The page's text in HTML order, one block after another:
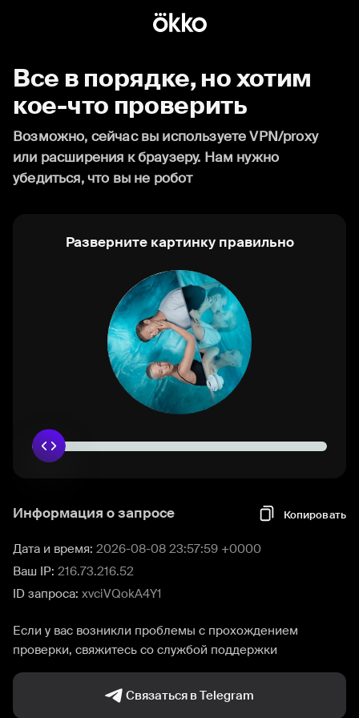
Все в порядке, но хотим
кое-что проверить
Возможно, сейчас вы используете VPN/proxy
или расширения к браузеру. Нам нужно
убедиться, что вы не робот
Разверните картинку правильно
Информация о запросе Копировать
Дата и время: 2026-08-08 23:57:59 +0000
Ваш IP: 216.73.216.52
ID запроса: xvciVQokA4Y1
Если у вас возникли проблемы с прохождением
проверки, свяжитесь со службой поддержки
Связаться в Telegram